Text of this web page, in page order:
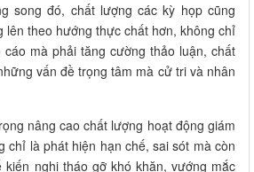
song đó, chất lượng các kỳ họp cũng
lên theo hướng thực chất hơn, không chỉ
mà phải tăng cường thảo luận, chất
vấn đề trọng tâm mà cử tri và nhân
nâng cao chất lượng hoạt động giám
chỉ là phát hiện hạn chế, sai sót mà còn
kiến nghị tháo gỡ khó khăn, vướng mắc